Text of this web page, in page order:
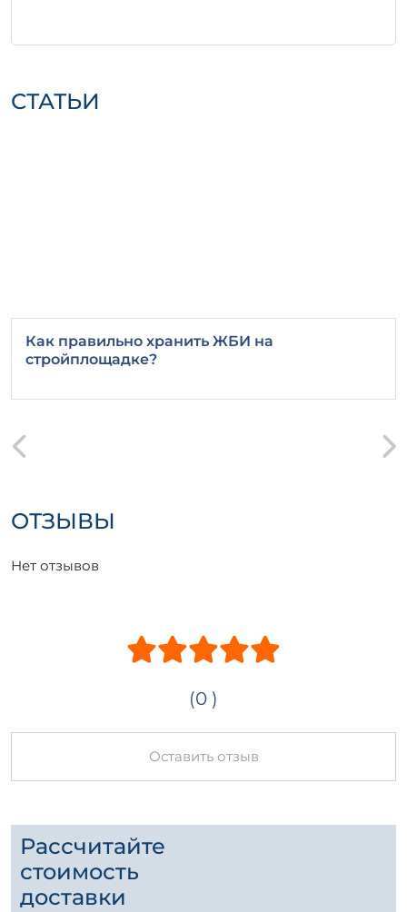
СТАТЬИ
Как правильно хранить ЖБИ на
стройплощадке?
ОТЗЫВЫ
Нет отзывов
(0 )
Оставить отзыв
Рассчитайте
стоимость
доставки